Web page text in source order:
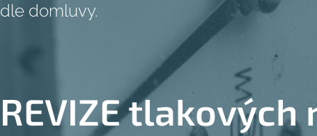
dle domluvy.
REVIZE tlakových